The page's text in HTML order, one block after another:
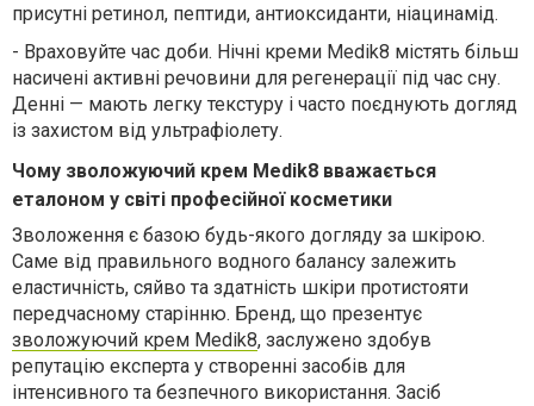
присутні ретинол, пептиди, антиоксиданти, ніацинамід.
- Враховуйте час доби. Нічні креми Medik8 містять більш
насичені активні речовини для регенерації під час сну.
Денні — мають легку текстуру і часто поєднують догляд
із захистом від ультрафіолету.
Чому зволожуючий крем Medik8 вважається
еталоном у світі професійної косметики
Зволоження є базою будь-якого догляду за шкірою.
Саме від правильного водного балансу залежить
еластичність, сяйво та здатність шкіри протистояти
передчасному старінню. Бренд, що презентує
зволожуючий крем Medik8, заслужено здобув
репутацію експерта у створенні засобів для
інтенсивного та безпечного використання. Засіб